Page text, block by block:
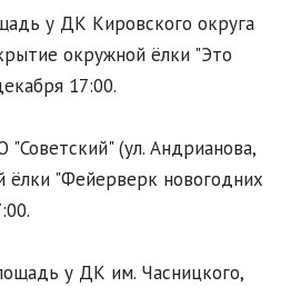
у ДК Кировского округа
окружной ёлки "Это
17:00.
(ул. Андрианова,
ёлки "Фейерверк новогодних
у ДК им. Часницкого,